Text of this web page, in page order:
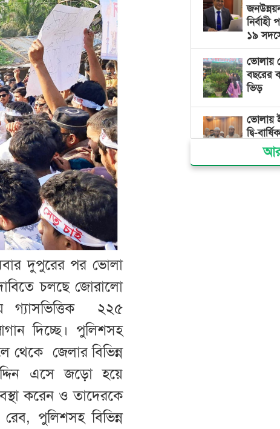
দুপুরের পর ভোলা
চলছে জোরালো
গ্যাসভিত্তিক ২২৫
দিচ্ছে। পুলিশসহ
থেকে জেলার বিভিন্ন
এসে জড়ো হয়ে
করেন ও তাদেরকে
পুলিশসহ বিভিন্ন
জনউন্নয়ন
১৯
ভোলায়
বছরের
ভিড়
ভোলায়
দ্বি-